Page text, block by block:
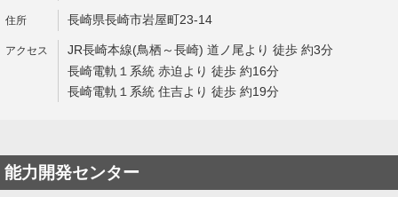
長崎県長崎市岩屋町23-14
JR長崎本線(鳥栖～長崎) 道ノ尾より 徒歩 約3分
長崎電軌１系統 赤迫より 徒歩 約16分
長崎電軌１系統 住吉より 徒歩 約19分
能力開発センター